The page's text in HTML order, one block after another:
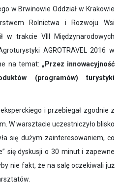
w Brwinowie Oddział w Krakowie
Rolnictwa i Rozwoju Wsi
w trakcie VIII Międzynarodowych
AGROTRAVEL 2016 w
na temat: „Przez innowacyjność
(programów) turystyki
i przebiegał zgodnie z
W warsztacie uczestniczyło blisko
się dużym zainteresowaniem, co
się dyskusji o 30 minut i zapewne
nie fakt, że na salę oczekiwali już